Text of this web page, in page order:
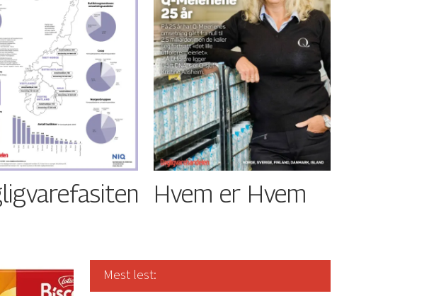
Hvem er Hvem
Mest lest: